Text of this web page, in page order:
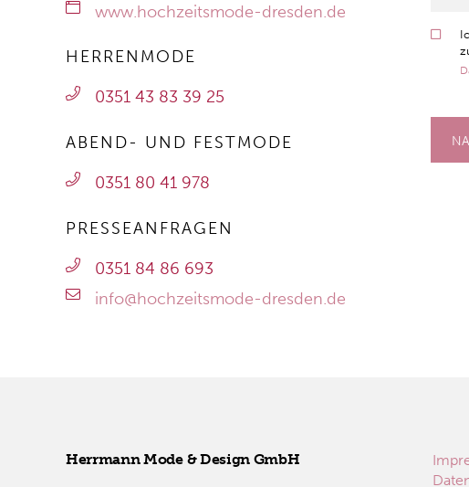
www.hochzeitsmode-dresden.de
HERRENMODE
0351 43 83 39 25
ABEND- UND FESTMODE
0351 80 41 978
PRESSEANFRAGEN
0351 84 86 693
info@hochzeitsmode-dresden.de
Herr­mann Mode & De­sign GmbH